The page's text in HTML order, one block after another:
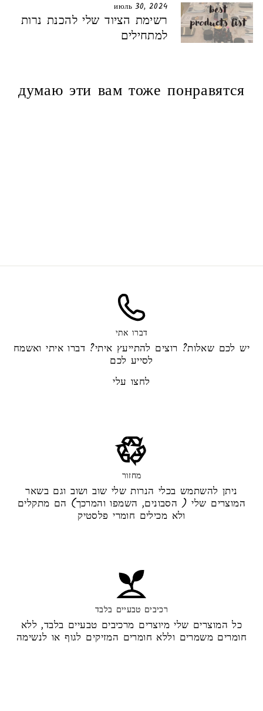
июль 30, 2024
רשימת הציוד שלי להכנת נרות
למתחילים
думаю эти вам тоже понравятся
דברו אתי
יש לכם שאלות? רוצים להתייעץ איתי? דברו איתי ואשמח
לסייע לכם
לחצו עלי
מחזור
ניתן להשתמש בכלי הנרות שלי שוב ושוב וגם בשאר
המוצרים שלי ( הסבונים, השמפו והמרכך) הם מתקלים
ולא מכילים חומרי פלסטיק
רכיבים טבעיים בלבד
כל המוצרים שלי מיוצרים מרכיבים טבעיים בלבד, ללא
חומרים משמרים וללא חומרים המזיקים לגוף או לנשימה